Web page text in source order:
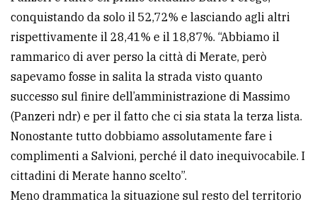
conquistando da solo il 52,72% e lasciando agli altri
rispettivamente il 28,41% e il 18,87%. “Abbiamo il
rammarico di aver perso la città di Merate, però
sapevamo fosse in salita la strada visto quanto
successo sul finire dell’amministrazione di Massimo
(Panzeri ndr) e per il fatto che ci sia stata la terza lista.
Nonostante tutto dobbiamo assolutamente fare i
complimenti a Salvioni, perché il dato inequivocabile. I
cittadini di Merate hanno scelto”.
Meno drammatica la situazione sul resto del territorio